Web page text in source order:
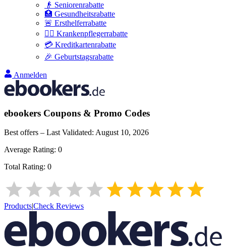
👴 Seniorenrabatte
🏥 Gesundheitsrabatte
🚨 Ersthelferrabatte
👩‍⚕️ Krankenpflegerrabatte
💳 Kreditkartenrabatte
🎉 Geburtstagsrabatte
Anmelden
ebookers Coupons & Promo Codes
Best offers – Last Validated: August 10, 2026
Average Rating: 0
Total Rating: 0
Products|Check Reviews